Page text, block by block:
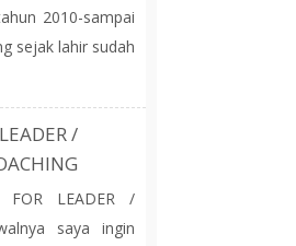
2010-sampai
sejak lahir sudah
/
LEADER /
saya ingin